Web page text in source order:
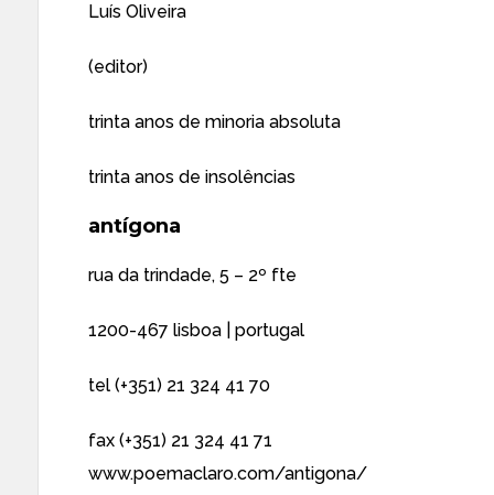
Luís Oliveira
(editor)
trinta anos de minoria absoluta
trinta anos de insolências
antígona
rua da trindade, 5 – 2º fte
1200-467 lisboa | portugal
tel (+351) 21 324 41 70
fax (+351) 21 324 41 71
www.poemaclaro.com/antigona/